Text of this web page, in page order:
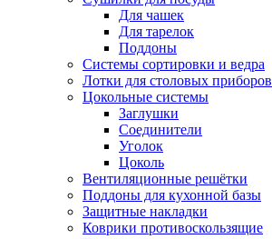
Для чашек
Для тарелок
Поддоны
Системы сортировки и ведра
Лотки для столовых приборов
Цокольные системы
Заглушки
Соединители
Уголок
Цоколь
Вентиляционные решётки
Поддоны для кухонной базы
Защитные накладки
Коврики противоскользящие